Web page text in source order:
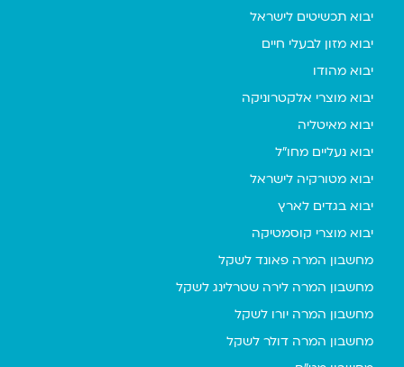
יבוא תכשיטים לישראל
יבוא מזון לבעלי חיים
יבוא מהודו
יבוא מוצרי אלקטרוניקה
יבוא מאיטליה
יבוא נעליים מחו"ל
יבוא מטורקיה לישראל
יבוא בגדים לארץ
יבוא מוצרי קוסמטיקה
מחשבון המרה פאונד לשקל
מחשבון המרה לירה שטרלינג לשקל
מחשבון המרה יורו לשקל
מחשבון המרה דולר לשקל